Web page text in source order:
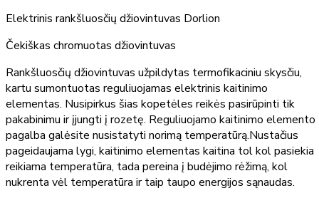
Elektrinis rankšluosčių džiovintuvas Dorlion
Čekiškas chromuotas džiovintuvas
Rankšluosčių džiovintuvas užpildytas termofikaciniu skysčiu,
kartu sumontuotas reguliuojamas elektrinis kaitinimo
elementas. Nusipirkus šias kopetėles reikės pasirūpinti tik
pakabinimu ir įjungti į rozetę. Reguliuojamo kaitinimo elemento
pagalba galėsite nusistatyti norimą temperatūrą.Nustačius
pageidaujama lygi, kaitinimo elementas kaitina tol kol pasiekia
reikiama temperatūra, tada pereina į budėjimo rėžimą, kol
nukrenta vėl temperatūra ir taip taupo energijos sąnaudas.